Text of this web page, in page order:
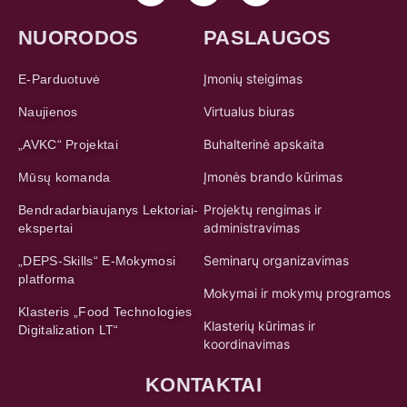
NUORODOS
E-Parduotuvė
Naujienos
„AVKC“ Projektai
Mūsų komanda
Bendradarbiaujanys Lektoriai-
ekspertai
„DEPS-Skills“ E-Mokymosi
platforma
Klasteris „Food Technologies
Digitalization LT“
PASLAUGOS
Įmonių steigimas
Virtualus biuras
Buhalterinė apskaita
Įmonės brando kūrimas
Projektų rengimas ir
administravimas
Seminarų organizavimas
Mokymai ir mokymų programos
Klasterių kūrimas ir
koordinavimas
KONTAKTAI